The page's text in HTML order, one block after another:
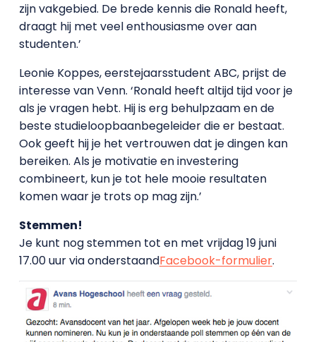
zijn vakgebied. De brede kennis die Ronald heeft,
draagt hij met veel enthousiasme over aan
studenten.’
Leonie Koppes, eerstejaarsstudent ABC, prijst de
interesse van Venn. ‘Ronald heeft altijd tijd voor je
als je vragen hebt. Hij is erg behulpzaam en de
beste studieloopbaanbegeleider die er bestaat.
Ook geeft hij je het vertrouwen dat je dingen kan
bereiken. Als je motivatie en investering
combineert, kun je tot hele mooie resultaten
komen waar je trots op mag zijn.’
Stemmen!
Je kunt nog stemmen tot en met vrijdag 19 juni
17.00 uur via onderstaandFacebook-formulier.